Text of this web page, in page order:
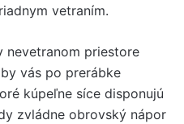
vetraním.
nevetranom priestore
vás po prerábke
kúpeľne síce disponujú
zvládne obrovský nápor